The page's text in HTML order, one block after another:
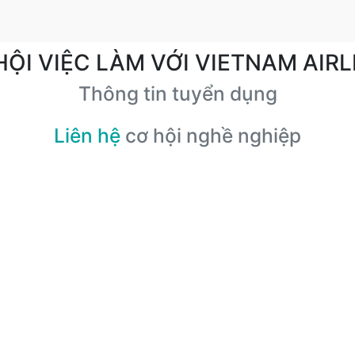
VIỆC LÀM VỚI VIETNAM
Thông tin tuyển dụng
Liên hệ cơ hội nghề nghiệp